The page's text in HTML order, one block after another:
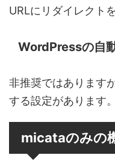
URLにリダイレクト
WordPressの自
非推奨ではあります
する設定があります。
micataのみの